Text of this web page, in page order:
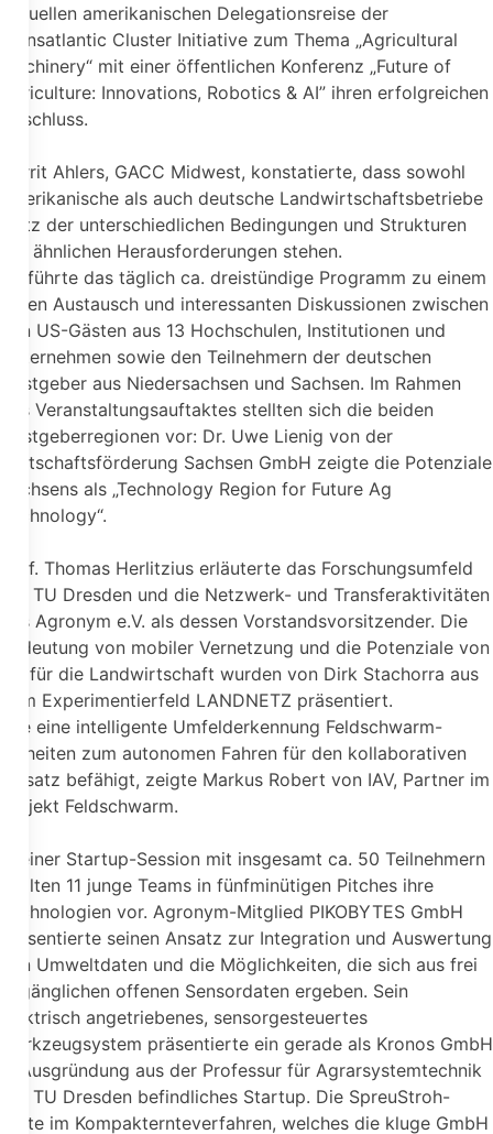
virtuellen amerikanischen Delegationsreise der
Transatlantic Cluster Initiative zum Thema „Agricultural
Machinery“ mit einer öffentlichen Konferenz „Future of
Agriculture: Innovations, Robotics & AI” ihren erfolgreichen
Abschluss.
Gerrit Ahlers, GACC Midwest, konstatierte, dass sowohl
amerikanische als auch deutsche Landwirtschaftsbetriebe
trotz der unterschiedlichen Bedingungen und Strukturen
vor ähnlichen Herausforderungen stehen.
So führte das täglich ca. dreistündige Programm zu einem
regen Austausch und interessanten Diskussionen zwischen
den US-Gästen aus 13 Hochschulen, Institutionen und
Unternehmen sowie den Teilnehmern der deutschen
Gastgeber aus Niedersachsen und Sachsen. Im Rahmen
des Veranstaltungsauftaktes stellten sich die beiden
Gastgeberregionen vor: Dr. Uwe Lienig von der
Wirtschaftsförderung Sachsen GmbH zeigte die Potenziale
Sachsens als „Technology Region for Future Ag
Technology“.
Prof. Thomas Herlitzius erläuterte das Forschungsumfeld
der TU Dresden und die Netzwerk- und Transferaktivitäten
des Agronym e.V. als dessen Vorstandsvorsitzender. Die
Bedeutung von mobiler Vernetzung und die Potenziale von
5G für die Landwirtschaft wurden von Dirk Stachorra aus
dem Experimentierfeld LANDNETZ präsentiert.
Wie eine intelligente Umfelderkennung Feldschwarm-
Einheiten zum autonomen Fahren für den kollaborativen
Einsatz befähigt, zeigte Markus Robert von IAV, Partner im
Projekt Feldschwarm.
In einer Startup-Session mit insgesamt ca. 50 Teilnehmern
stellten 11 junge Teams in fünfminütigen Pitches ihre
Technologien vor. Agronym-Mitglied PIKOBYTES GmbH
präsentierte seinen Ansatz zur Integration und Auswertung
von Umweltdaten und die Möglichkeiten, die sich aus frei
zugänglichen offenen Sensordaten ergeben. Sein
elektrisch angetriebenes, sensorgesteuertes
Werkzeugsystem präsentierte ein gerade als Kronos GmbH
in Ausgründung aus der Professur für Agrarsystemtechnik
der TU Dresden befindliches Startup. Die SpreuStroh-
Ernte im Kompakternteverfahren, welches die kluge GmbH